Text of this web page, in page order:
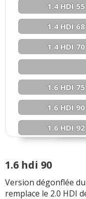
1.4 HDI
1.4 HDI
1.4 HDI
1.6 HDI
1.6 HDI
1.6 HDI
1.6 HDI 112
1.6 HDI
1.6 hdi 90
Version dégonflée
remplace le 2.0 HDI